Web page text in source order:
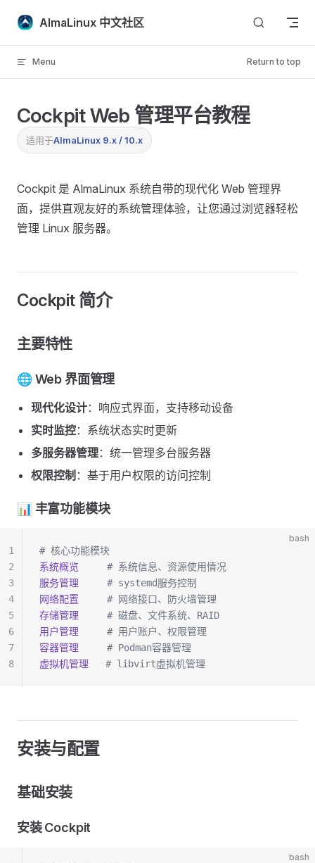
Skip to content
AlmaLinux 中文社区
Menu Return to top
Cockpit Web 管理平台教程
适用于AlmaLinux 9.x / 10.x
Cockpit 是 AlmaLinux 系统自带的现代化 Web 管理界
面，提供直观友好的系统管理体验，让您通过浏览器轻松
管理 Linux 服务器。
Cockpit 简介
主要特性
🌐 Web 界面管理
现代化设计：响应式界面，支持移动设备
实时监控：系统状态实时更新
多服务器管理：统一管理多台服务器
权限控制 ：基于用户权限的访问控制
📊 丰富功能模块
bash
# 核心功能模块
系统概览
     # 系统信息、资源使用情况
服务管理
     # systemd服务控制
网络配置
     # 网络接口、防火墙管理
存储管理
     # 磁盘、文件系统、RAID
用户管理
     # 用户账户、权限管理
容器管理
     # Podman容器管理
虚拟机管理
   # libvirt虚拟机管理
1
2
3
4
5
6
7
8
安装与配置
基础安装
安装 Cockpit
bash